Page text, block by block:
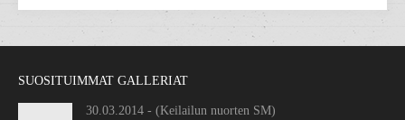
SUOSITUIMMAT GALLERIAT
30.03.2014 - (Keilailun nuorten SM)